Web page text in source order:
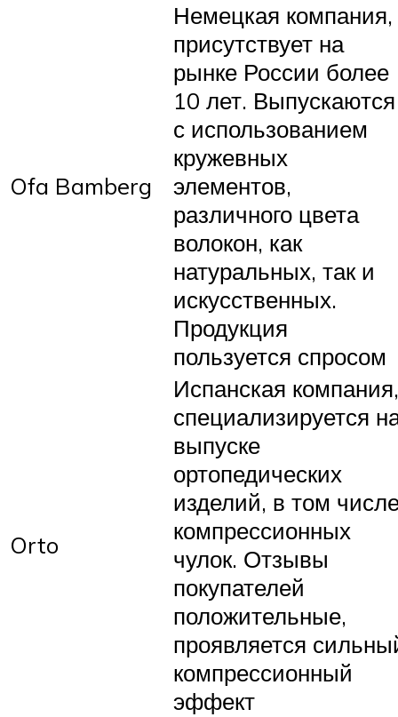
Ofa Bamberg
Немецкая компания,
присутствует на
рынке России более
10 лет. Выпускаются
с использованием
кружевных
элементов,
различного цвета
волокон, как
натуральных, так и
искусственных.
Продукция
пользуется спросом
Orto
Испанская компания,
специализируется
выпуске
ортопедических
изделий, в том
компрессионных
чулок. Отзывы
покупателей
положительные,
проявляется
компрессионный
эффект